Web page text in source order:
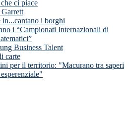
ci piace
in...cantano i borghi
i “Campionati Internazionali di
Business Talent
carte
per il territorio: "Macurano tra saperi